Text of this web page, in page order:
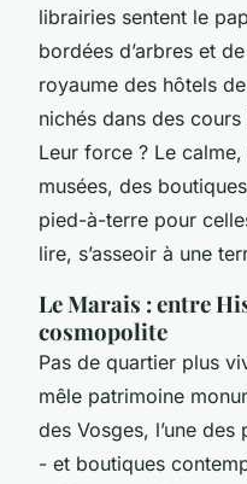
librairies sentent le
bordées d’arbres et
royaume des hôtels
nichés dans des
Leur force ? Le
musées, des
pied-à-terre pour
lire, s’asseoir à une
Le Marais : entre
cosmopolite
Pas de quartier plus
mêle patrimoine
des Vosges, l’une des
- et boutiques